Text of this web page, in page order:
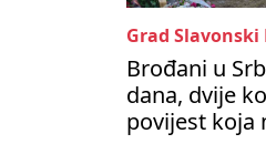
Grad Slavonski
Brođani u
dana, dvije
povijest koja